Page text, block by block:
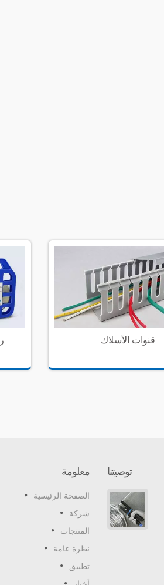
قنوات الأسلاك
معلومة
الصفحة الرئيسية
شركة
المنتجات
نظرة عامة
تطبيق
توصيتنا
مشابك
سهل جعل الأسلاك